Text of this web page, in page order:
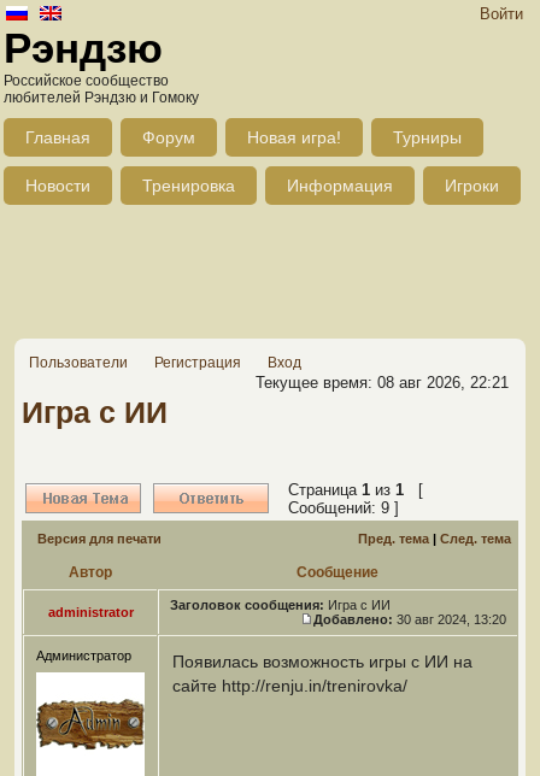
Войти
Рэндзю
Российское сообщество
любителей Рэндзю и Гомоку
Главная Форум Новая игра! Турниры
Новости Тренировка Информация Игроки
Пользователи Регистрация Вход
Текущее время: 08 авг 2026, 22:21
Игра с ИИ
Страница 1 из 1 [
Сообщений: 9 ]
Версия для печати Пред. тема | След. тема
Автор Сообщение
administrator Заголовок сообщения: Игра с ИИ
Добавлено: 30 авг 2024, 13:20
Администратор
Появилась возможность игры с ИИ на
сайте http://renju.in/trenirovka/